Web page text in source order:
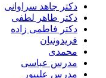
دکتر جاهد سراوانی
دکتر طاهر لطفی
دکتر فاطمی زاده
فریدونیان
محمدی
مدرس عباسی
مدرس علیپور